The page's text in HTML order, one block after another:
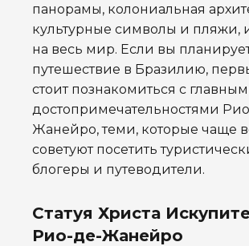
панорамы, колониальная
культурные символы и пляжи,
на весь мир. Если вы
путешествие в Бразилию,
стоит познакомиться с
достопримечательностями
Жанейро, теми, которые чаще
советуют посетить
блогеры и путеводители.
Статуя Христа
Рио-де-Жанейро